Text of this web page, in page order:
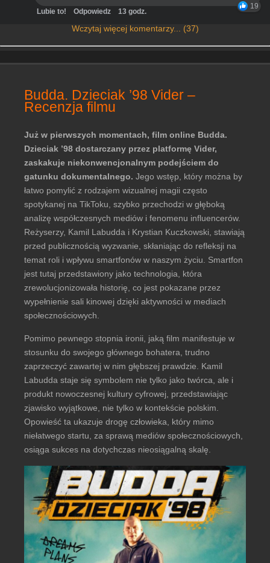
19
Lubie to! Odpowiedz 13 godz.
Wczytaj więcej komentarzy... (37)
Budda. Dzieciak ’98 Vider –
Recenzja filmu
Już w pierwszych momentach, film online Budda.
Dzieciak ’98 dostarczany przez platformę Vider,
zaskakuje niekonwencjonalnym podejściem do
gatunku dokumentalnego. Jego wstęp, który można by
łatwo pomylić z rodzajem wizualnej magii często
spotykanej na TikToku, szybko przechodzi w głęboką
analizę współczesnych mediów i fenomenu influencerów.
Reżyserzy, Kamil Labudda i Krystian Kuczkowski, stawiają
przed publicznością wyzwanie, skłaniając do refleksji na
temat roli i wpływu smartfonów w naszym życiu. Smartfon
jest tutaj przedstawiony jako technologia, która
zrewolucjonizowała historię, co jest pokazane przez
wypełnienie sali kinowej dzięki aktywności w mediach
społecznościowych.
Pomimo pewnego stopnia ironii, jaką film manifestuje w
stosunku do swojego głównego bohatera, trudno
zaprzeczyć zawartej w nim głębszej prawdzie. Kamil
Labudda staje się symbolem nie tylko jako twórca, ale i
produkt nowoczesnej kultury cyfrowej, przedstawiając
zjawisko wyjątkowe, nie tylko w kontekście polskim.
Opowieść ta ukazuje drogę człowieka, który mimo
niełatwego startu, za sprawą mediów społecznościowych,
osiąga sukces na dotychczas nieosiągalną skalę.